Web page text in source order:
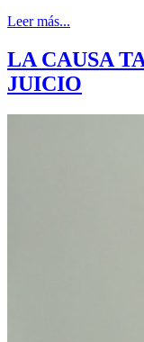
Leer más...
LA CAUSA
JUICIO